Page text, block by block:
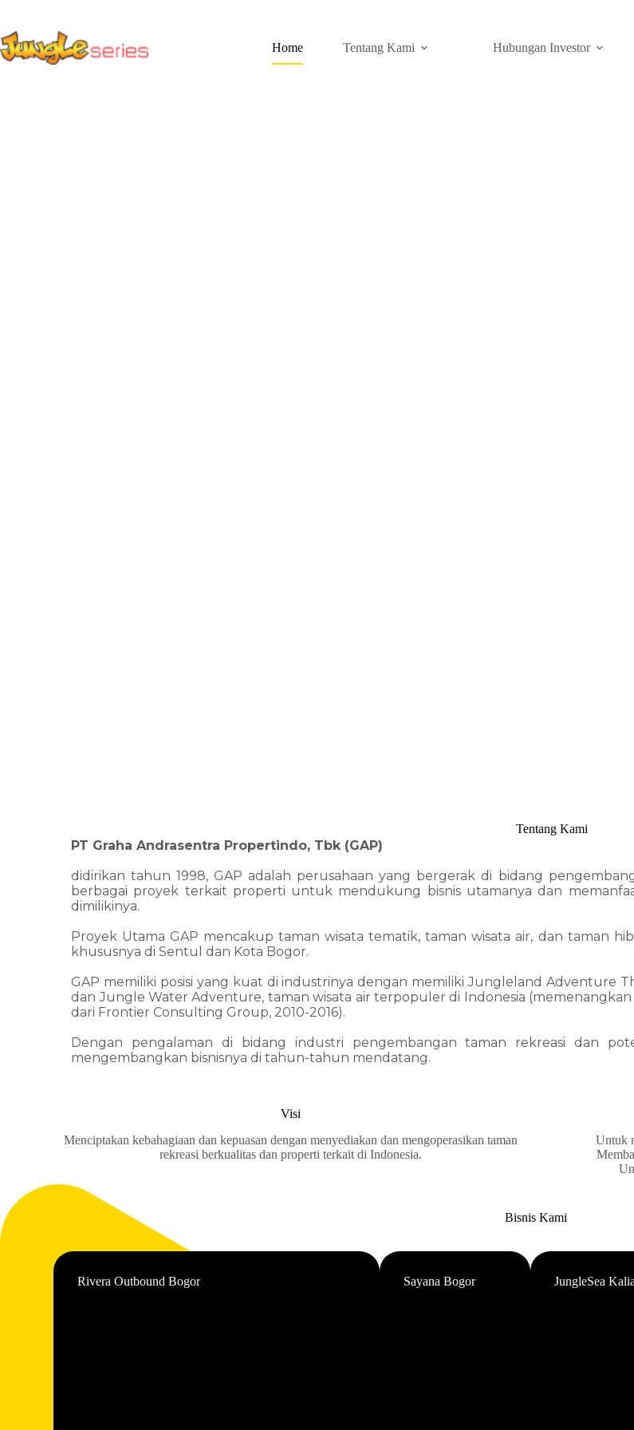
Home Tentang Kami Hubungan Investor
Tentang Kami
PT Graha Andrasentra Propertindo, Tbk (GAP)
didirikan tahun 1998, GAP adalah perusahaan yang bergerak di bidang
berbagai proyek terkait properti untuk mendukung bisnis utamanya dan
dimilikinya.
Proyek Utama GAP mencakup taman wisata tematik, taman wisata air, dan taman
khususnya di Sentul dan Kota Bogor.
GAP memiliki posisi yang kuat di industrinya dengan memiliki Jungleland Adventure
dan Jungle Water Adventure, taman wisata air terpopuler di Indonesia
dari Frontier Consulting Group, 2010-2016).
Dengan pengalaman di bidang industri pengembangan taman rekreasi dan
mengembangkan bisnisnya di tahun-tahun mendatang.
Visi
Menciptakan kebahagiaan dan kepuasan dengan menyediakan dan mengoperasikan taman
rekreasi berkualitas dan properti terkait di Indonesia.
Untuk
Bisnis Kami
Rivera Outbound Bogor Sayana Bogor JungleSea